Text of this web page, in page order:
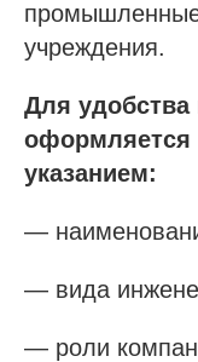
учреждения.
Для
оформляется
указанием:
—
— вида
— роли
Пройти отбор на
Актуальные отборы
Доп услуги
Лицензии
Лицензия на лом
Лицензия Минкультуры